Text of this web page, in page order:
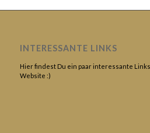
INTERESSANTE LINKS
Hier findest Du ein paar interessante
Website :)